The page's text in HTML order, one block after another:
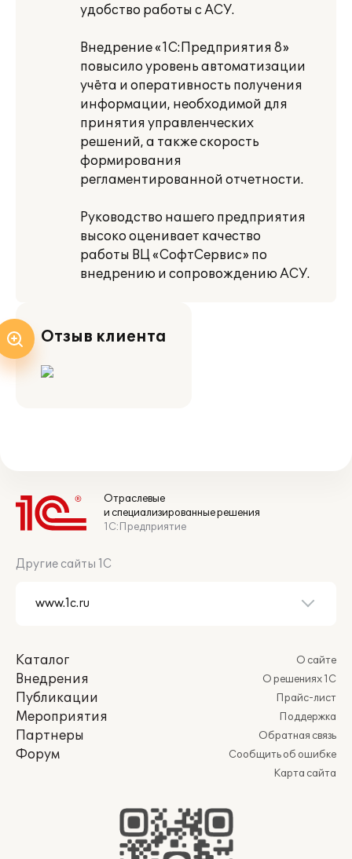
удобство работы с АСУ.
Внедрение «1С:Предприятия 8»
повысило уровень автоматизации
учёта и оперативность получения
информации, необходимой для
принятия управленческих
решений, а также скорость
формирования
регламентированной отчетности.
Руководство нашего предприятия
высоко оценивает качество
работы ВЦ «СофтСервис» по
внедрению и сопровождению АСУ.
Отзыв клиента
Отраслевые
и специализированные решения
1С:Предприятие
Другие сайты 1С
Каталог
Внедрения
Публикации
Мероприятия
Партнеры
Форум
О сайте
О решениях 1С
Прайс-лист
Поддержка
Обратная связь
Сообщить об ошибке
Карта сайта